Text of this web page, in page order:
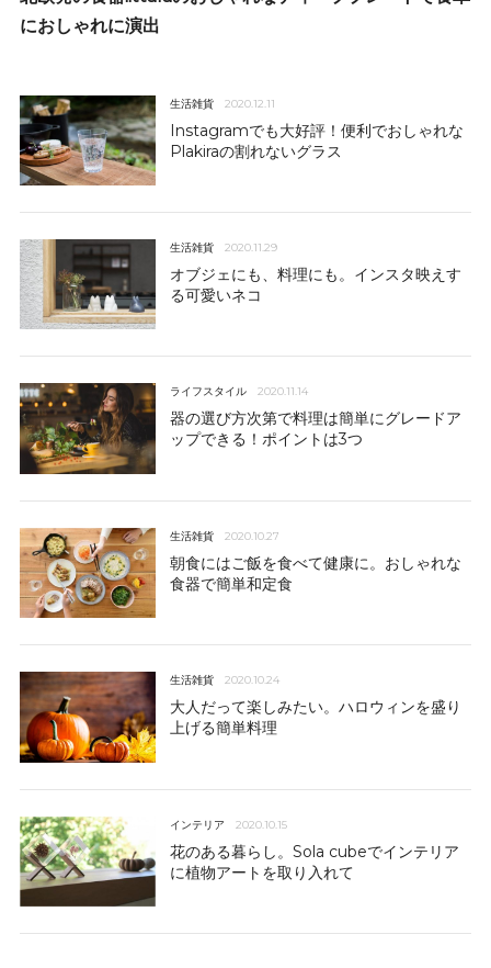
におしゃれに演出
生活雑貨 2020.12.11
Instagramでも大好評！便利でおしゃれな
Plakiraの割れないグラス
生活雑貨 2020.11.29
オブジェにも、料理にも。インスタ映えす
る可愛いネコ
ライフスタイル 2020.11.14
器の選び方次第で料理は簡単にグレードア
ップできる！ポイントは3つ
生活雑貨 2020.10.27
朝食にはご飯を食べて健康に。おしゃれな
食器で簡単和定食
生活雑貨 2020.10.24
大人だって楽しみたい。ハロウィンを盛り
上げる簡単料理
インテリア 2020.10.15
花のある暮らし。Sola cubeでインテリア
に植物アートを取り入れて